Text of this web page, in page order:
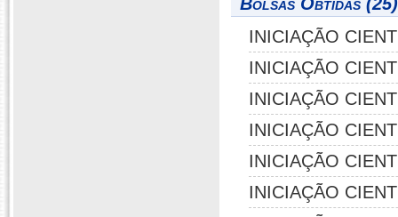
INICIAÇÃO
INICIAÇÃO
INICIAÇÃO
INICIAÇÃO
INICIAÇÃO
INICIAÇÃO